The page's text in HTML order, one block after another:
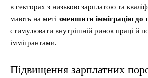
в секторах з низькою зарплатою та
мають на меті зменшити імміграцію до
стимулювати внутрішній ринок праці й
іммігрантами.
Підвищення зарплатних